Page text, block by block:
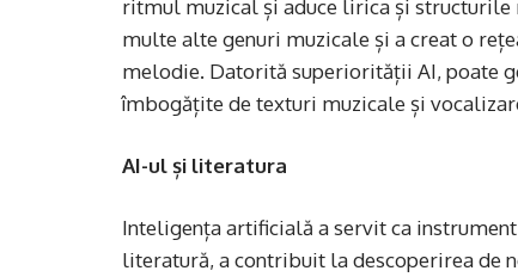
ritmul muzical și aduce lirica și structurile
multe alte genuri muzicale și a creat o
melodie. Datorită superiorității AI, poate
îmbogățite de texturi muzicale și
AI-ul și literatura
Inteligența artificială a servit ca
literatură, a contribuit la descoperirea de